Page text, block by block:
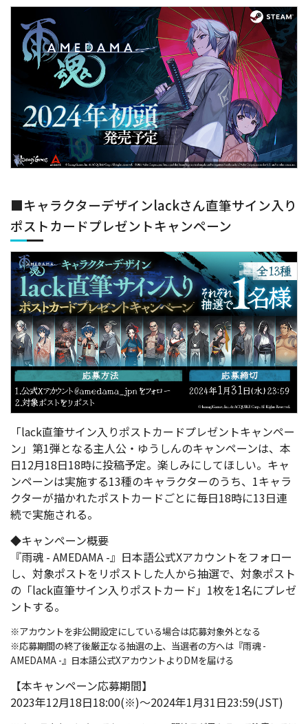
■キャラクターデザインlackさん直筆サイン入り
ポストカードプレゼントキャンペーン
「lack直筆サイン入りポストカードプレゼントキャンペー
ン」第1弾となる主人公・ゆうしんのキャンペーンは、本
日12月18日18時に投稿予定。楽しみにしてほしい。キャ
ンペーンは実施する13種のキャラクターのうち、1キャラ
クターが描かれたポストカードごとに毎日18時に13日連
続で実施される。
◆キャンペーン概要
『雨魂 - AMEDAMA -』日本語公式Xアカウントをフォロー
し、対象ポストをリポストした人から抽選で、対象ポスト
の「lack直筆サイン入りポストカード」1枚を1名にプレゼ
ントする。
※アカウントを非公開設定にしている場合は応募対象外となる
※応募期間の終了後厳正なる抽選の上、当選者の方へは『雨魂 -
AMEDAMA -』日本語公式XアカウントよりDMを届ける
【本キャンペーン応募期間】
2023年12月18日18:00(※)～2024年1月31日23:59(JST)